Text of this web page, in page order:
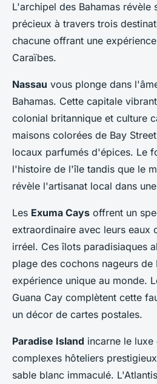
L'archipel des Bahamas révèle
précieux à travers trois
chacune offrant une
Caraïbes.
Nassau vous plonge dans
Bahamas. Cette capitale
colonial britannique et culture
maisons colorées de Bay
locaux parfumés d'épices. Le
l'histoire de l'île tandis que le
révèle l'artisanat local dans
Les Exuma Cays offrent un
extraordinaire avec leurs eaux
irréel. Ces îlots paradisiaques
plage des cochons nageurs de
expérience unique au monde.
Guana Cay complètent cette
un décor de cartes postales.
Paradise Island incarne le
complexes hôteliers
sable blanc immaculé.